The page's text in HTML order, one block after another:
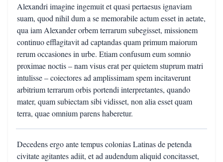
Alexandri imagine ingemuit et quasi pertaesus ignaviam
suam, quod nihil dum a se memorabile actum esset in aetate,
qua iam Alexander orbem terrarum subegisset, missionem
continuo efflagitavit ad captandas quam primum maiorum
rerum occasiones in urbe. Etiam confusum eum somnio
proximae noctis – nam visus erat per quietem stuprum matri
intulisse – coiectores ad amplissimam spem incitaverunt
arbitrium terrarum orbis portendi interpretantes, quando
mater, quam subiectam sibi vidisset, non alia esset quam
terra, quae omnium parens haberetur.
Decedens ergo ante tempus colonias Latinas de petenda
civitate agitantes adiit, et ad audendum aliquid concitasset,